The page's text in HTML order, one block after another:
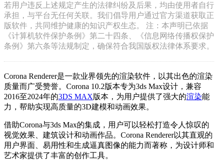
若用户违反上述规定产生的法律纠纷及后果，均由使用者自行
承担，与平台无任何关联。我们倡导用户通过官方渠道获取正
版软件，共同维护健康的知识产权生态。 注：本声明已依据
《计算机软件保护条例》第二十四条、《信息网络传播权保护
条例》第六条等法规制定，确保符合我国版权法律体系要求。
Corona Renderer是一款业界领先的渲染软件，以其出色的渲染
质量而广受赞誉。Corona 10.2版本专为3ds Max设计，兼容
2016至2024年的3DS MAX版本，为用户提供了强大的渲染能
力，帮助实现高质量的3D建模和动画效果。
借助Corona与3ds Max的集成，用户可以轻松打造令人惊叹的
视觉效果、建筑设计和动画作品。Corona Renderer以其直观的
用户界面、易用性和生成逼真图像的能力而著称，为设计师和
艺术家提供了丰富的创作工具。